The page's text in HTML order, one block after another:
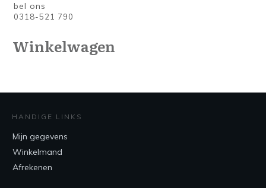
bel ons
0318-521 790
Winkelwagen
HANDIGE LINKS
Mijn gegevens
Winkelmand
Afrekenen